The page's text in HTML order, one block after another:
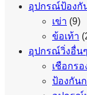
อุปกรณ์ป้องกั
เข่า (9)
ข้อเท้า
อุปกรณ์วิ่งอื่นๆ
เชือกรอ
ป้องกัน